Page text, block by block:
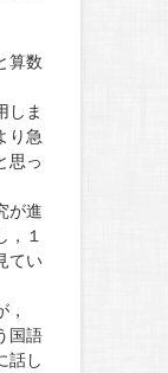
算数
しま
り急
思っ
が進
１
てい
国語
話し